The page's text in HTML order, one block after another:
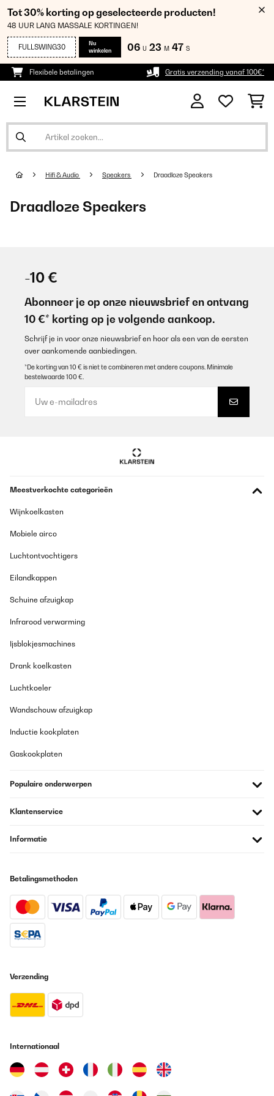
Tot 30% korting op geselecteerde producten!
48 UUR LANG MASSALE KORTINGEN!
FULLSWING30
Nu
winkelen
06 U 23 M 47 S
Flexibele betalingen Gratis verzending vanaf 100€*
Hifi & Audio Speakers Draadloze Speakers
Draadloze Speakers
-10 €
Abonneer je op onze nieuwsbrief en ontvang
10 €* korting op je volgende aankoop.
Schrijf je in voor onze nieuwsbrief en hoor als een van de eersten
over aankomende aanbiedingen.
*De korting van 10 € is niet te combineren met andere coupons. Minimale
bestelwaarde 100 €.
Meestverkochte categorieën
Wijnkoelkasten
Mobiele airco
Luchtontvochtigers
Eilandkappen
Schuine afzuigkap
Infrarood verwarming
Ijsblokjesmachines
Drank koelkasten
Luchtkoeler
Wandschouw afzuigkap
Inductie kookplaten
Gaskookplaten
Populaire onderwerpen
Klantenservice
Informatie
Betalingsmethoden
Verzending
Internationaal